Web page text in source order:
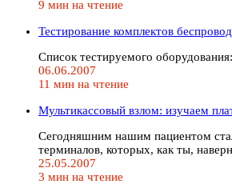
9 мин на чтение
Тестирование комплектов
Список тестируемого оборудования:
06.06.2007
11 мин на чтение
Мультикассовый взлом: изучаем
Сегодняшним нашим пациентом
терминалов, которых, как ты,
25.05.2007
3 мин на чтение